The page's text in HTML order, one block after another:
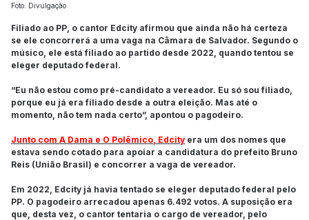
Foto: Divulgação
Filiado ao PP, o cantor Edcity afirmou que ainda não há certeza
se ele concorrerá a uma vaga na Câmara de Salvador. Segundo o
músico, ele está filiado ao partido desde 2022, quando tentou se
eleger deputado federal.
“Eu não estou como pré-candidato a vereador. Eu só sou filiado,
porque eu já era filiado desde a outra eleição. Mas até o
momento, não tem nada certo”, apontou o pagodeiro.
Junto com A Dama e O Polêmico, Edcity era um dos nomes que
estava sendo cotado para apoiar a candidatura do prefeito Bruno
Reis (União Brasil) e concorrer a vaga de vereador.
Em 2022, Edcity já havia tentado se eleger deputado federal pelo
PP. O pagodeiro arrecadou apenas 6.492 votos. A suposição era
que, desta vez, o cantor tentaria o cargo de vereador, pelo